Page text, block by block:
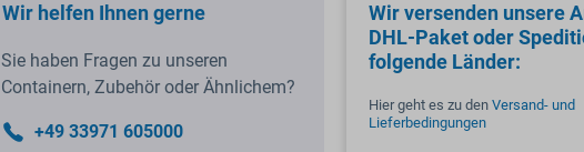
Wir helfen Ihnen gerne
Sie haben Fragen zu unseren
Containern, Zubehör oder Ähnlichem?
+49 33971 605000
Wir versenden unsere
DHL-Paket oder
folgende Länder:
Hier geht es zu den Versand- und
Lieferbedingungen